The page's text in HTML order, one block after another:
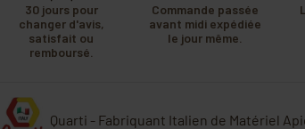
30 jours pour
changer d'avis,
satisfait ou
remboursé.
Commande passée
avant midi expédiée
le jour même.
Quarti - Fabriquant Italien de Matériel